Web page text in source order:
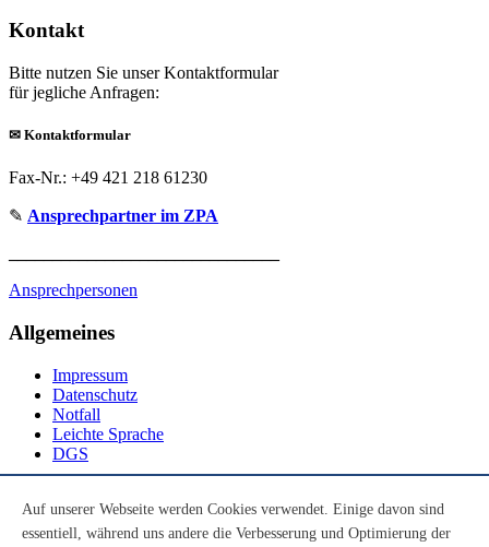
Kontakt
Bitte nutzen Sie unser Kontaktformular
für jegliche Anfragen:
✉ Kontaktformular
Fax-Nr.: +49 421 218 61230
✎ Ansprechpartner im ZPA
Ansprechpersonen
Allgemeines
Impressum
Datenschutz
Notfall
Leichte Sprache
DGS
Youtube
Auf unserer Webseite werden Cookies verwendet. Einige davon sind
essentiell, während uns andere die Verbesserung und Optimierung der